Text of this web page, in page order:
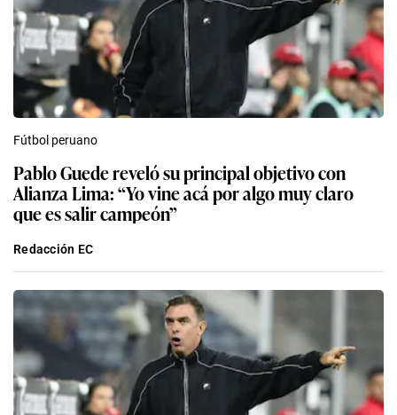
Fútbol peruano
Pablo Guede reveló su principal objetivo con
Alianza Lima: “Yo vine acá por algo muy claro
que es salir campeón”
Redacción EC